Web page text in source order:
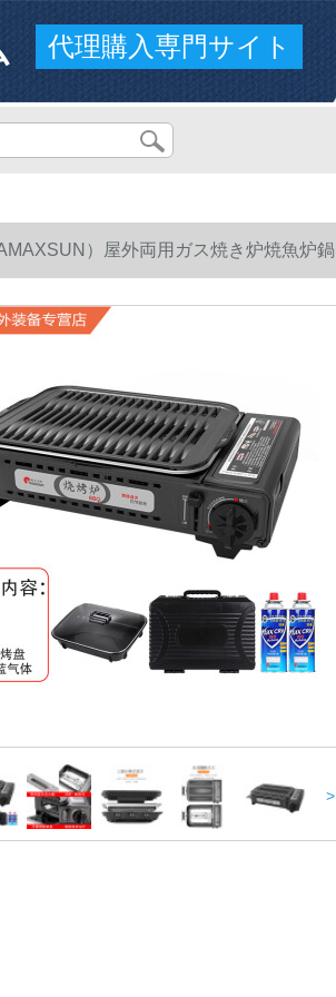
代理購入専門サイト
）屋外両用ガス焼き炉焼魚炉
着していません。
>